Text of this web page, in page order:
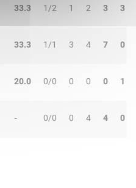
33.3 1/2 1 2 3 3
33.3 1/1 3 4 7 0
20.0 0/0 0 0 0 1
- 0/0 0 4 4 0